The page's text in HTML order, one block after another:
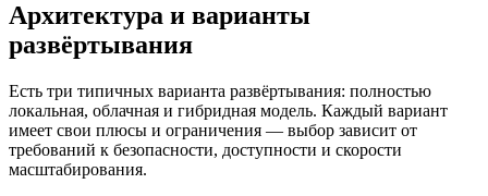
Архитектура и варианты
развёртывания
Есть три типичных варианта развёртывания: полностью
локальная, облачная и гибридная модель. Каждый вариант
имеет свои плюсы и ограничения — выбор зависит от
требований к безопасности, доступности и скорости
масштабирования.